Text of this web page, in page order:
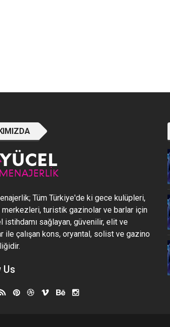
Tüm Türkiye'de ki gece kulüpleri,
turistik gazinolar ve barlar için
istihdamı sağlayan, güvenilir, elit ve
ile çalışan kons, oryantal, solist ve gazino
Us